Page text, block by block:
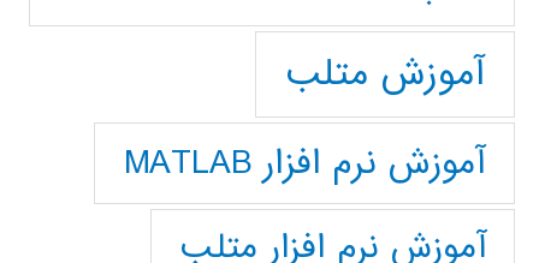
آموزش متلب
آموزش نرم افزار MATLAB
آموزش نرم افزار متلب